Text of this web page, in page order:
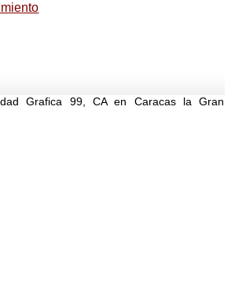
Grafica 99, CA en Caracas la Gran